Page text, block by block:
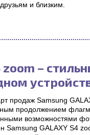
и близким.
zoom –
продаж Samsung
продолжением
возможностями
Samsung GALAXY S4